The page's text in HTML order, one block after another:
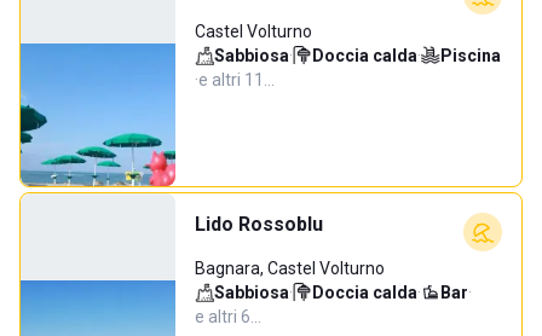
Castel Volturno
Sabbiosa· Doccia calda·
Piscina
·e altri 11…
Lido Rossoblu
Bagnara, Castel Volturno
Sabbiosa· Doccia calda· Bar·
e altri 6…